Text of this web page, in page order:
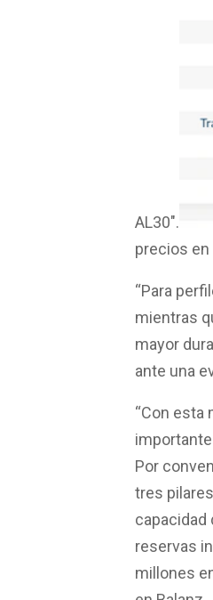
AL30″.
precios en
“Para
mientras
mayor
ante una
“Con esta
Por
tres
capacidad
reservas
millones